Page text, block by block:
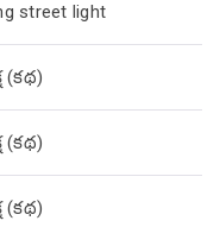
street light
(క‌థ‌)
(క‌థ‌)
(క‌థ‌)